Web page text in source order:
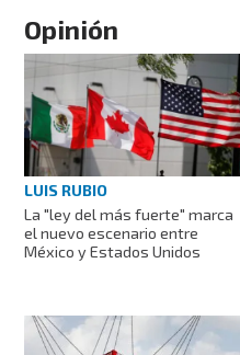
Opinión
LUIS RUBIO
La "ley del más fuerte" marca
el nuevo escenario entre
México y Estados Unidos